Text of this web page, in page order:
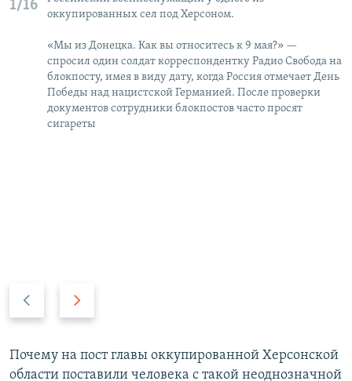
1/16
оккупированных сел под Херсоном.
«Мы из Донецка. Как вы относитесь к 9 мая?» —
спросил один солдат корреспондентку Радио Свобода на
блокпосту, имея в виду дату, когда Россия отмечает День
Победы над нацистской Германией. После проверки
документов сотрудники блокпостов часто просят
сигареты
д
ы
д
у
Почему на пост главы оккупированной Херсонской
области поставили человека с такой неоднозначной